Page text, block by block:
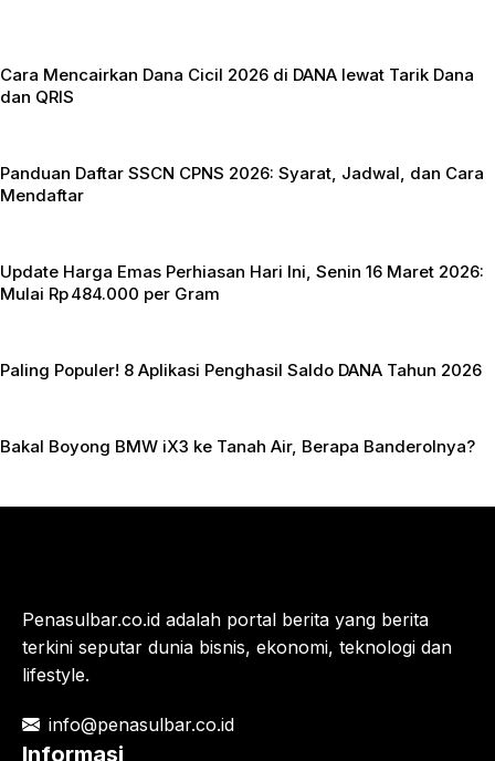
p
Cara Mencairkan Dana Cicil 2026 di DANA lewat Tarik Dana
dan QRIS
Panduan Daftar SSCN CPNS 2026: Syarat, Jadwal, dan Cara
Mendaftar
Update Harga Emas Perhiasan Hari Ini, Senin 16 Maret 2026:
Mulai Rp 484.000 per Gram
Paling Populer! 8 Aplikasi Penghasil Saldo DANA Tahun 2026
Bakal Boyong BMW iX3 ke Tanah Air, Berapa Banderolnya?
Penasulbar.co.id adalah portal berita yang berita
terkini seputar dunia bisnis, ekonomi, teknologi dan
lifestyle.
info@penasulbar.co.id
Informasi